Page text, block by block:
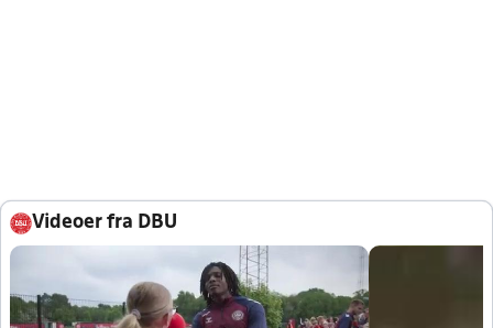
Videoer fra DBU